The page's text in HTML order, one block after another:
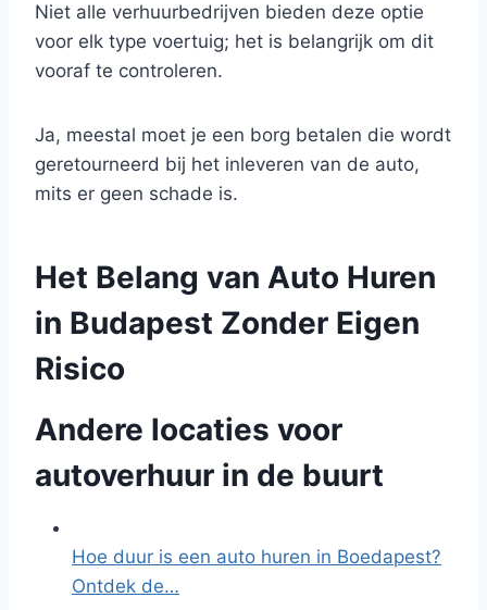
Niet alle verhuurbedrijven bieden deze optie
voor elk type voertuig; het is belangrijk om dit
vooraf te controleren.
Ja, meestal moet je een borg betalen die wordt
geretourneerd bij het inleveren van de auto,
mits er geen schade is.
Het Belang van Auto Huren
in Budapest Zonder Eigen
Risico
Andere locaties voor
autoverhuur in de buurt
Hoe duur is een auto huren in Boedapest?
Ontdek de…